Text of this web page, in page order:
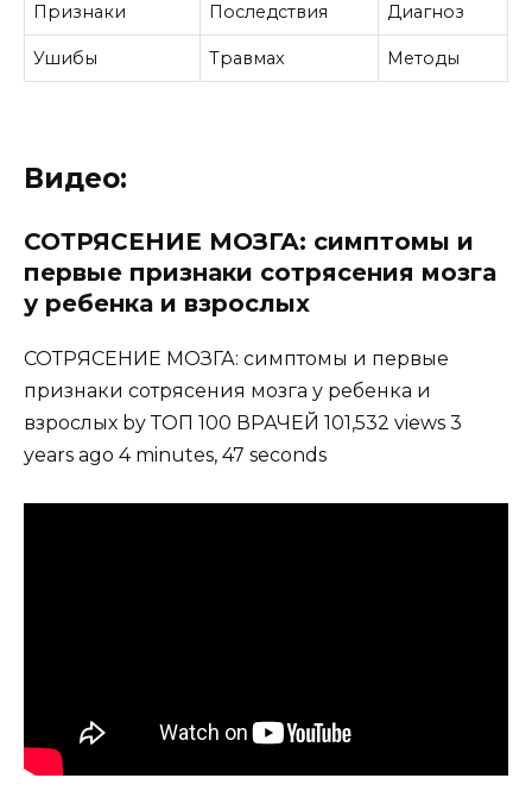
Признаки Последствия Диагноз
Ушибы Травмах Методы
Видео:
СОТРЯСЕНИЕ МОЗГА: симптомы и
первые признаки сотрясения мозга
у ребенка и взрослых
СОТРЯСЕНИЕ МОЗГА: симптомы и первые
признаки сотрясения мозга у ребенка и
взрослых by ТОП 100 ВРАЧЕЙ 101,532 views 3
years ago 4 minutes, 47 seconds